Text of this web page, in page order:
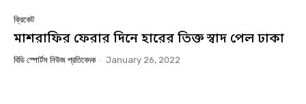
ক্রিকেট
মাশরাফির ফেরার দিনে হারের তিক্ত স্বাদ পেল ঢাকা
বিডি স্পোর্টস নিউজ প্রতিবেদক - January 26, 2022